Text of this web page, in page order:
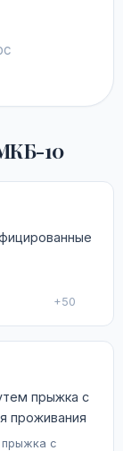
10
+50
прыжка с
проживания
с